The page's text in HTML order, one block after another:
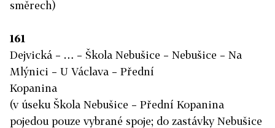
směrech)
161
Dejvická – … – Škola Nebušice – Nebušice – Na
Mlýnici – U Václava – Přední
Kopanina
(v úseku Škola Nebušice – Přední Kopanina
pojedou pouze vybrané spoje; do zastávky Nebušice